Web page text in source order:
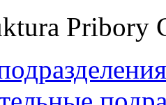
Pribory